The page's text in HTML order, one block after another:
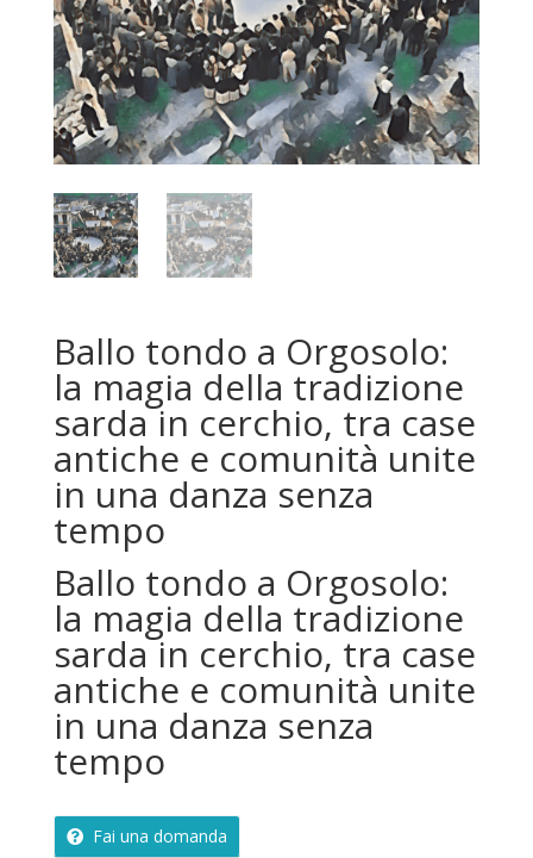
Ballo tondo a Orgosolo:
la magia della tradizione
sarda in cerchio, tra case
antiche e comunità unite
in una danza senza
tempo
Ballo tondo a Orgosolo:
la magia della tradizione
sarda in cerchio, tra case
antiche e comunità unite
in una danza senza
tempo
Fai una domanda